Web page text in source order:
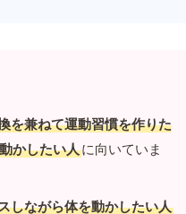
を兼ねて運動習慣を作りた
かしたい人に向いていま
しながら体を動かしたい人